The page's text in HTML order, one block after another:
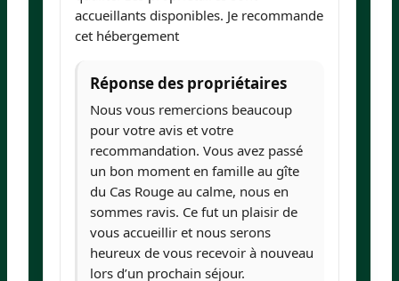
accueillants disponibles. Je recommande
cet hébergement
Réponse des propriétaires
Nous vous remercions beaucoup
pour votre avis et votre
recommandation. Vous avez passé
un bon moment en famille au gîte
du Cas Rouge au calme, nous en
sommes ravis. Ce fut un plaisir de
vous accueillir et nous serons
heureux de vous recevoir à nouveau
lors d’un prochain séjour.